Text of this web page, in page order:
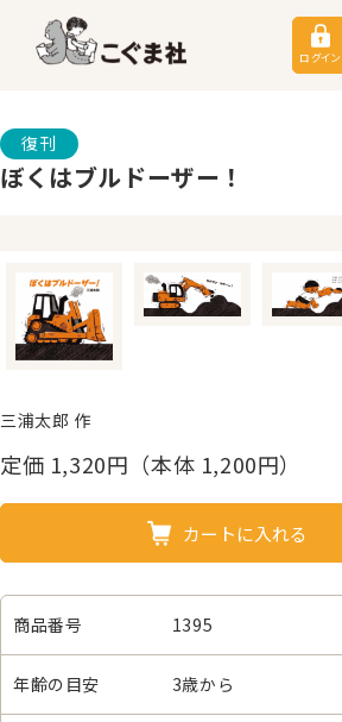
ログイン
復刊
ぼくはブルドーザー！
三浦太郎 作
定価 1,320円（本体 1,200円）
カートに入れる
商品番号 1395
年齢の目安 3歳から